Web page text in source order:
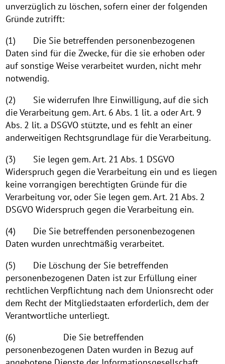
unverzüglich zu löschen, sofern einer der folgenden
Gründe zutrifft:
(1) Die Sie betreffenden personenbezogenen
Daten sind für die Zwecke, für die sie erhoben oder
auf sonstige Weise verarbeitet wurden, nicht mehr
notwendig.
(2) Sie widerrufen Ihre Einwilligung, auf die sich
die Verarbeitung gem. Art. 6 Abs. 1 lit. a oder Art. 9
Abs. 2 lit. a DSGVO stützte, und es fehlt an einer
anderweitigen Rechtsgrundlage für die Verarbeitung.
(3) Sie legen gem. Art. 21 Abs. 1 DSGVO
Widerspruch gegen die Verarbeitung ein und es liegen
keine vorrangigen berechtigten Gründe für die
Verarbeitung vor, oder Sie legen gem. Art. 21 Abs. 2
DSGVO Widerspruch gegen die Verarbeitung ein.
(4) Die Sie betreffenden personenbezogenen
Daten wurden unrechtmäßig verarbeitet.
(5) Die Löschung der Sie betreffenden
personenbezogenen Daten ist zur Erfüllung einer
rechtlichen Verpflichtung nach dem Unionsrecht oder
dem Recht der Mitgliedstaaten erforderlich, dem der
Verantwortliche unterliegt.
(6) Die Sie betreffenden
personenbezogenen Daten wurden in Bezug auf